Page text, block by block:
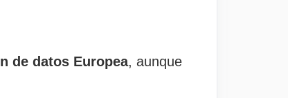
de datos Europea, aunque